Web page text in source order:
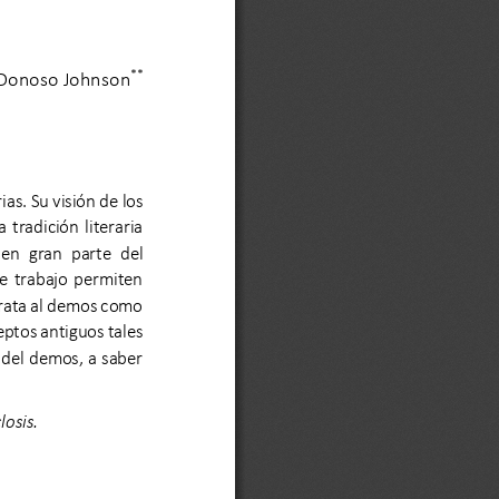
Johnson**
Su visión de los
tradición  literaria
gran  parte  del
trabajo  permiten
al demos como
antiguos tales
demos, a saber